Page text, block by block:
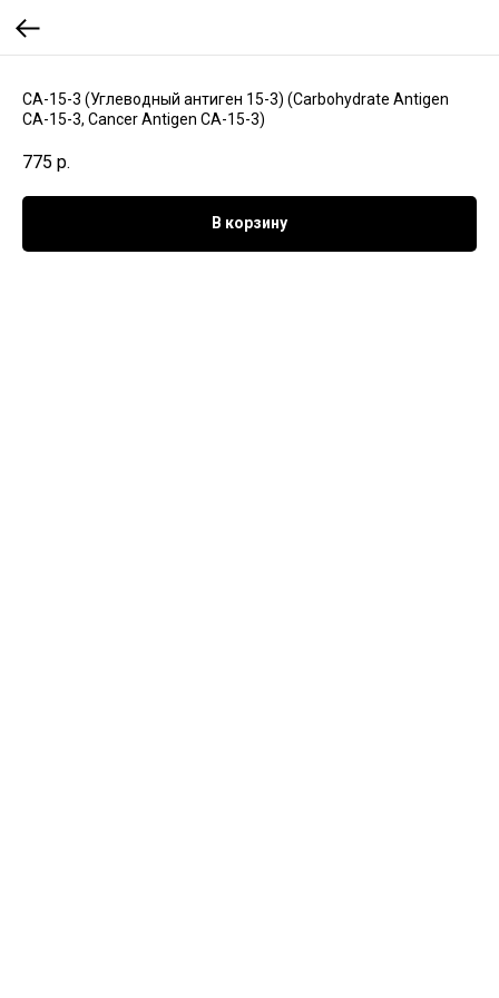
СА-15-3 (Углеводный антиген 15-3) (Carbohydrate Antigen
СА-15-3, Cancer Antigen СА-15-3)
775 р.
В корзину